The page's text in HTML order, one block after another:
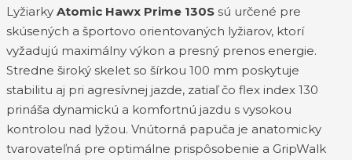
Lyžiarky Atomic Hawx Prime 130S sú určené pre
skúsených a športovo orientovaných lyžiarov, ktorí
vyžadujú maximálny výkon a presný prenos energie.
Stredne široký skelet so šírkou 100 mm poskytuje
stabilitu aj pri agresívnej jazde, zatiaľ čo flex index 130
prináša dynamickú a komfortnú jazdu s vysokou
kontrolou nad lyžou. Vnútorná papuča je anatomicky
tvarovateľná pre optimálne prispôsobenie a GripWalk